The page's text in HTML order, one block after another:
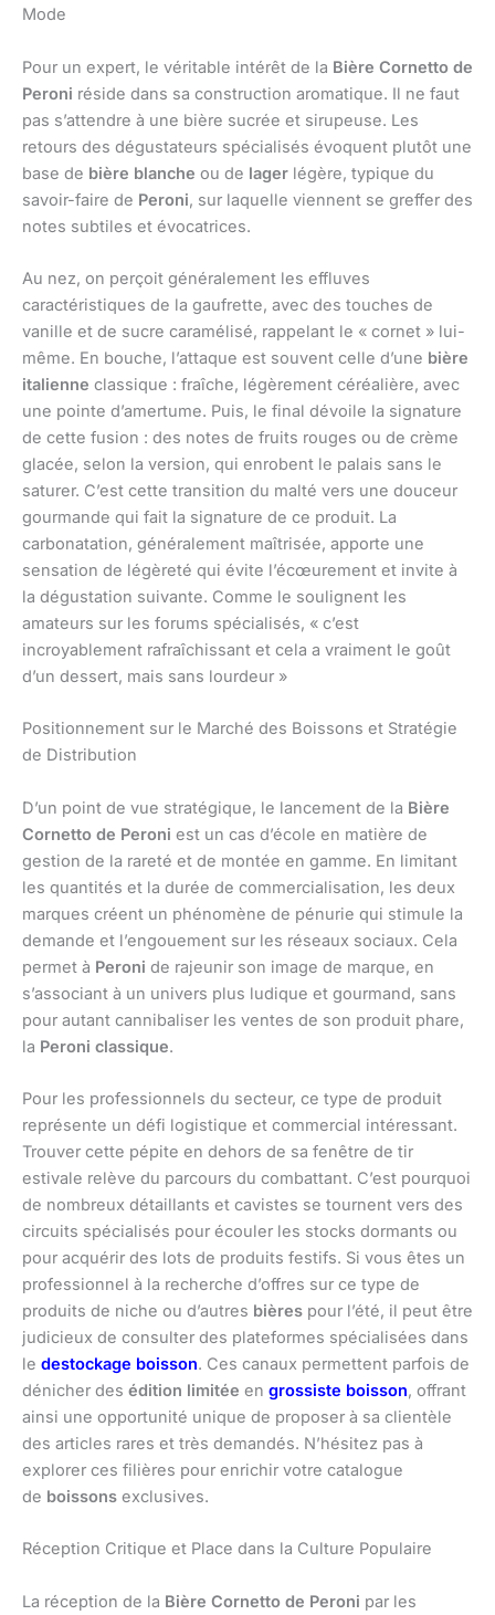
Mode
Pour un expert, le véritable intérêt de la Bière Cornetto de
Peroni réside dans sa construction aromatique. Il ne faut
pas s’attendre à une bière sucrée et sirupeuse. Les
retours des dégustateurs spécialisés évoquent plutôt une
base de bière blanche ou de lager légère, typique du
savoir-faire de Peroni, sur laquelle viennent se greffer des
notes subtiles et évocatrices.
Au nez, on perçoit généralement les effluves
caractéristiques de la gaufrette, avec des touches de
vanille et de sucre caramélisé, rappelant le « cornet » lui-
même. En bouche, l’attaque est souvent celle d’une bière
italienne classique : fraîche, légèrement céréalière, avec
une pointe d’amertume. Puis, le final dévoile la signature
de cette fusion : des notes de fruits rouges ou de crème
glacée, selon la version, qui enrobent le palais sans le
saturer. C’est cette transition du malté vers une douceur
gourmande qui fait la signature de ce produit. La
carbonatation, généralement maîtrisée, apporte une
sensation de légèreté qui évite l’écœurement et invite à
la dégustation suivante. Comme le soulignent les
amateurs sur les forums spécialisés, « c’est
incroyablement rafraîchissant et cela a vraiment le goût
d’un dessert, mais sans lourdeur »
Positionnement sur le Marché des Boissons et Stratégie
de Distribution
D’un point de vue stratégique, le lancement de la Bière
Cornetto de Peroni est un cas d’école en matière de
gestion de la rareté et de montée en gamme. En limitant
les quantités et la durée de commercialisation, les deux
marques créent un phénomène de pénurie qui stimule la
demande et l’engouement sur les réseaux sociaux. Cela
permet à Peroni de rajeunir son image de marque, en
s’associant à un univers plus ludique et gourmand, sans
pour autant cannibaliser les ventes de son produit phare,
la Peroni classique.
Pour les professionnels du secteur, ce type de produit
représente un défi logistique et commercial intéressant.
Trouver cette pépite en dehors de sa fenêtre de tir
estivale relève du parcours du combattant. C’est pourquoi
de nombreux détaillants et cavistes se tournent vers des
circuits spécialisés pour écouler les stocks dormants ou
pour acquérir des lots de produits festifs. Si vous êtes un
professionnel à la recherche d’offres sur ce type de
produits de niche ou d’autres bières pour l’été, il peut être
judicieux de consulter des plateformes spécialisées dans
le destockage boisson. Ces canaux permettent parfois de
dénicher des édition limitée en grossiste boisson, offrant
ainsi une opportunité unique de proposer à sa clientèle
des articles rares et très demandés. N’hésitez pas à
explorer ces filières pour enrichir votre catalogue
de boissons exclusives.
Réception Critique et Place dans la Culture Populaire
La réception de la Bière Cornetto de Peroni par les